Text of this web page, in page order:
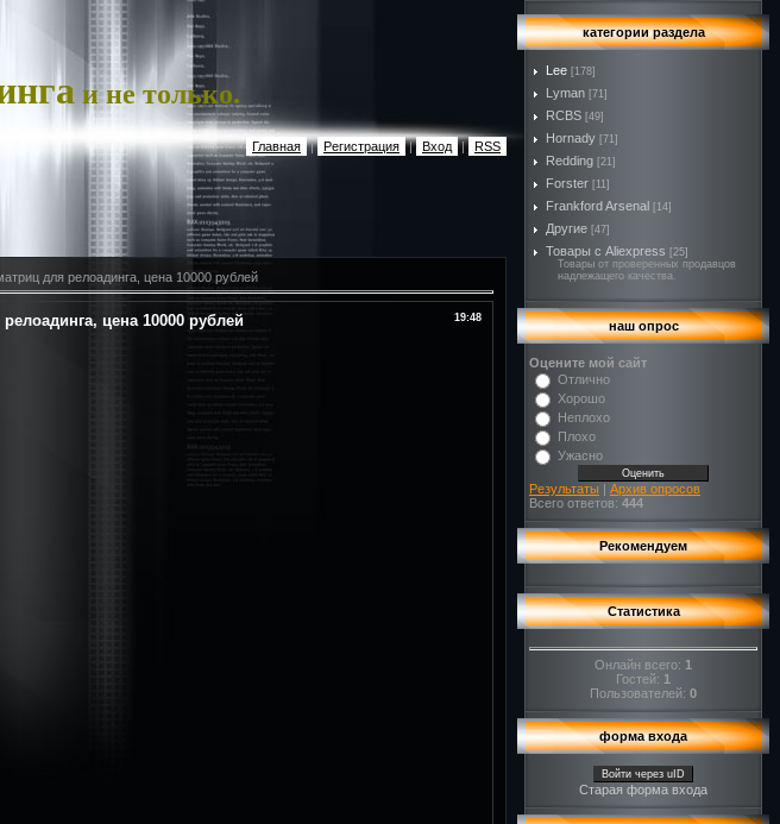
и не только.
Главная | Регистрация | Вход | RSS
для релоадинга, цена 10000 рублей
19:48
цена 10000 рублей
категории раздела
Lee [178]
Lyman [71]
RCBS [49]
Hornady [71]
Redding [21]
Forster [11]
Frankford Arsenal [14]
Другие [47]
Товары с Aliexpress [25]
Товары от проверенных продавцов
надлежащего качества.
наш опрос
Оцените мой сайт
Отлично
Хорошо
Неплохо
Плохо
Ужасно
Результаты | Архив опросов
Всего ответов: 444
Рекомендуем
Статистика
Онлайн всего: 1
Гостей: 1
Пользователей: 0
форма входа
Войти через uID
Старая форма входа